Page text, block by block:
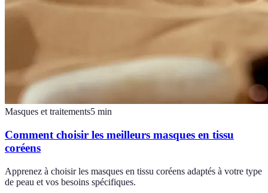
Masques et traitements5 min
Comment choisir les meilleurs masques en tissu
coréens
Apprenez à choisir les masques en tissu coréens adaptés à votre type
de peau et vos besoins spécifiques.